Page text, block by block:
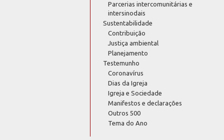
Parcerias intercomunitárias e
intersinodais
Sustentabilidade
Contribuição
Justiça ambiental
Planejamento
Testemunho
Coronavírus
Dias da Igreja
Igreja e Sociedade
Manifestos e declarações
Outros 500
Tema do Ano